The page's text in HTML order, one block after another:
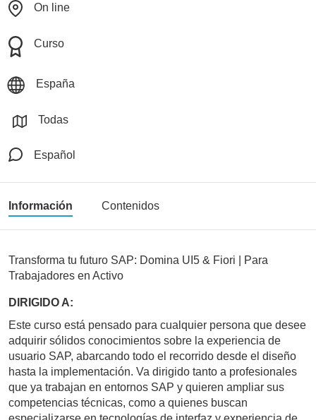
On line
Curso
España
Todas
Español
Información Contenidos
Transforma tu futuro SAP: Domina UI5 & Fiori | Para
Trabajadores en Activo
DIRIGIDO A:
Este curso está pensado para cualquier persona que desee
adquirir sólidos conocimientos sobre la experiencia de
usuario SAP, abarcando todo el recorrido desde el diseño
hasta la implementación. Va dirigido tanto a profesionales
que ya trabajan en entornos SAP y quieren ampliar sus
competencias técnicas, como a quienes buscan